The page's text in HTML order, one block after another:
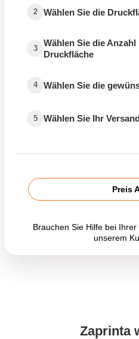
2 Wählen Sie die
3
Wählen Sie die
Druckfläche
4 Wählen Sie die
5 Wählen Sie Ihr
Preis
Brauchen Sie Hilfe bei
unserem
Zaprinta